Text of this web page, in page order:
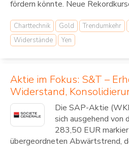
fördern könnte. Neue
Charttechnik Gold Trendumkehr
Widerstände
Yen
Aktie im Fokus: S&T –
Widerstand,
Die SAP-Aktie
sich ausgehend von
283,50 EUR
übergeordneten Abwärtstrend,